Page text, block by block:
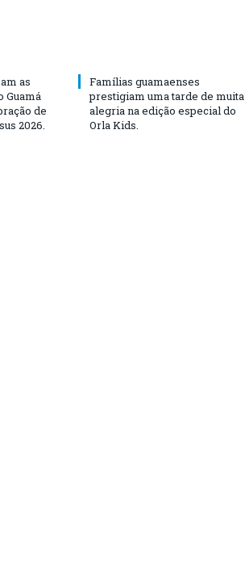
as
Guamá
de
2026.
Famílias guamaenses
prestigiam uma tarde de muita
alegria na edição especial do
Orla Kids.